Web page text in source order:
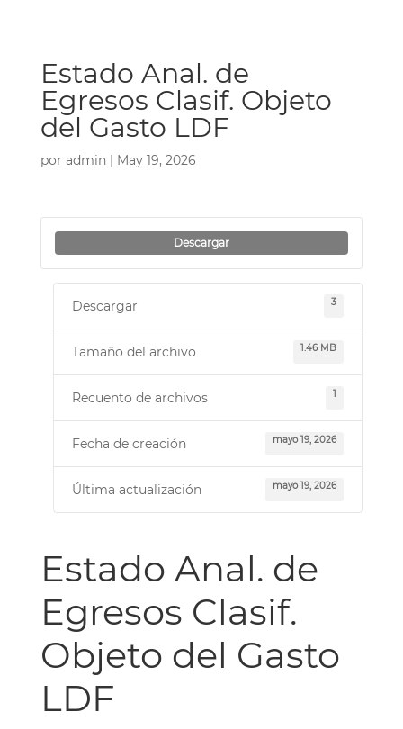
Estado Anal. de
Egresos Clasif. Objeto
del Gasto LDF
por admin| May 19, 2026
Descargar
Descargar 3
Tamaño del archivo 1.46 MB
Recuento de archivos 1
Fecha de creación mayo 19, 2026
Última actualización mayo 19, 2026
Estado Anal. de
Egresos Clasif.
Objeto del Gasto
LDF